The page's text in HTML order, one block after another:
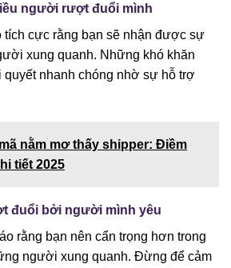
người rượt đuổi mình
tích cực rằng bạn sẽ nhận được sự
xung quanh. Những khó khăn
nhanh chóng nhờ sự hỗ trợ
nằm mơ thấy shipper: Điềm
tiết 2025
đuổi bởi người mình yêu
rằng bạn nên cẩn trọng hơn trong
người xung quanh. Đừng để cảm